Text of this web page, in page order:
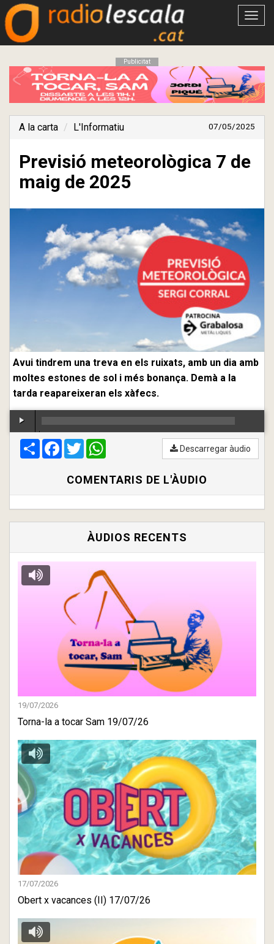
Obrir
Publicitat
A la carta L'Informatiu 07/05/2025
Previsió meteorològica 7 de
maig de 2025
Avui tindrem una treva en els ruixats, amb un dia amb
moltes estones de sol i més bonança. Demà a la
tarda reapareixeran els xàfecs.
00:00/ 00:00
CompartirFacebook
Twitter Descarregar àudio
COMENTARIS DE L'ÀUDIO
ÀUDIOS RECENTS
19/07/2026
Torna-la a tocar Sam 19/07/26
17/07/2026
Obert x vacances (II) 17/07/26